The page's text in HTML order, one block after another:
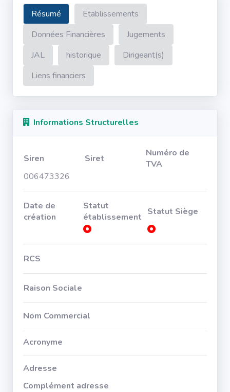
Résumé
Etablissements
Données Financières
Jugements
JAL
historique
Dirigeant(s)
Liens financiers
Informations Structurelles
Siren Siret
Numéro de
TVA
006473326
Date de
création
Statut
établissement Statut Siège
RCS
Raison Sociale
Nom Commercial
Acronyme
Adresse
Complément adresse